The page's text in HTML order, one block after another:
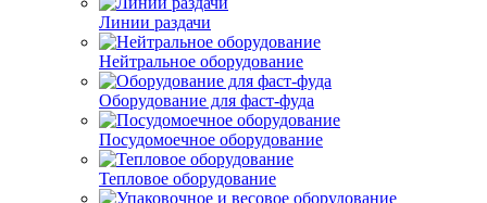
Линии раздачи
Нейтральное оборудование
Оборудование для фаст-фуда
Посудомоечное оборудование
Тепловое оборудование